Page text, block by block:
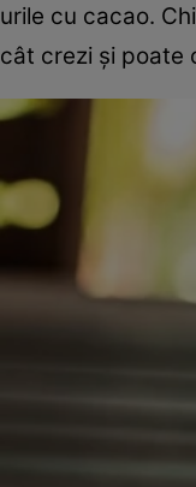
urile cu cacao.
cât crezi şi poate